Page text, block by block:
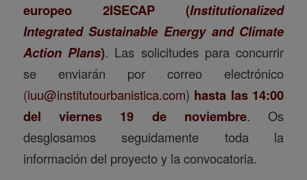
europeo 2ISECAP (Institutionalized
Integrated Sustainable Energy and Climate
Action Plans). Las solicitudes para concurrir
se enviarán por correo electrónico
(iuu@institutourbanistica.com) hasta las 14:00
del viernes 19 de noviembre. Os
desglosamos seguidamente toda la
información del proyecto y la convocatoria.